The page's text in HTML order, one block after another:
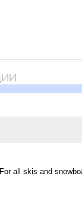
all skis and